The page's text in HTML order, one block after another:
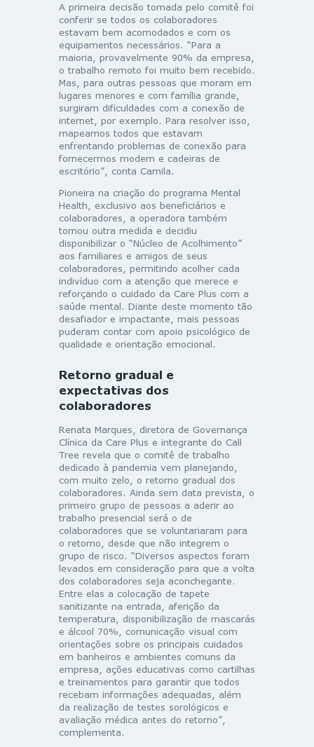
A primeira decisão tomada pelo comitê foi
conferir se todos os colaboradores
estavam bem acomodados e com os
equipamentos necessários. “Para a
maioria, provavelmente 90% da empresa,
o trabalho remoto foi muito bem recebido.
Mas, para outras pessoas que moram em
lugares menores e com família grande,
surgiram dificuldades com a conexão de
internet, por exemplo. Para resolver isso,
mapeamos todos que estavam
enfrentando problemas de conexão para
fornecermos modem e cadeiras de
escritório”, conta Camila.
Pioneira na criação do programa Mental
Health, exclusivo aos beneficiários e
colaboradores, a operadora também
tomou outra medida e decidiu
disponibilizar o “Núcleo de Acolhimento”
aos familiares e amigos de seus
colaboradores, permitindo acolher cada
indivíduo com a atenção que merece e
reforçando o cuidado da Care Plus com a
saúde mental. Diante deste momento tão
desafiador e impactante, mais pessoas
puderam contar com apoio psicológico de
qualidade e orientação emocional.
Retorno gradual e
expectativas dos
colaboradores
Renata Marques, diretora de Governança
Clínica da Care Plus e integrante do Call
Tree revela que o comitê de trabalho
dedicado à pandemia vem planejando,
com muito zelo, o retorno gradual dos
colaboradores. Ainda sem data prevista, o
primeiro grupo de pessoas a aderir ao
trabalho presencial será o de
colaboradores que se voluntariaram para
o retorno, desde que não integrem o
grupo de risco. “Diversos aspectos foram
levados em consideração para que a volta
dos colaboradores seja aconchegante.
Entre elas a colocação de tapete
sanitizante na entrada, aferição da
temperatura, disponibilização de mascarás
e álcool 70%, comunicação visual com
orientações sobre os principais cuidados
em banheiros e ambientes comuns da
empresa, ações educativas como cartilhas
e treinamentos para garantir que todos
recebam informações adequadas, além
da realização de testes sorológicos e
avaliação médica antes do retorno”,
complementa.